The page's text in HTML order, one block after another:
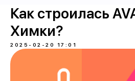
Как строилась
Химки?
2025-02-20 17:01